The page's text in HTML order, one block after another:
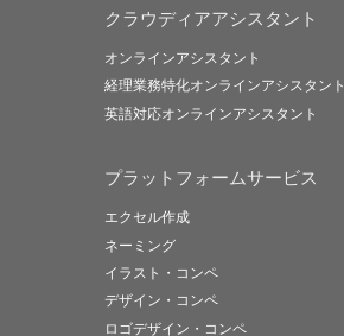
クラウディアアシスタント
オンラインアシスタント
経理業務特化オンラインアシスタント
英語対応オンラインアシスタント
プラットフォームサービス
エクセル作成
ネーミング
イラスト・コンペ
デザイン・コンペ
ロゴデザイン・コンペ